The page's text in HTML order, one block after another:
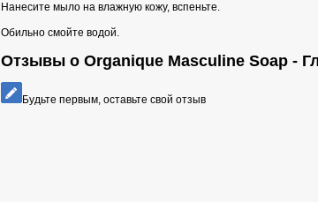
Нанесите мыло на влажную кожу, вспеньте.
Обильно смойте водой.
Отзывы о Organique Masculine Soap -
Будьте первым, оставьте свой отзыв